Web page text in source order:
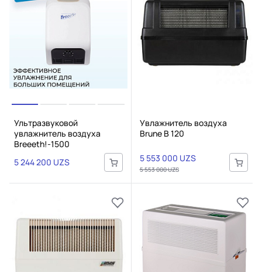
Ультразвуковой
увлажнитель воздуха
Breeeth!-1500
5 244 200 UZS
Увлажнитель воздуха
Brune B 120
5 553 000 UZS
5 553 000 UZS